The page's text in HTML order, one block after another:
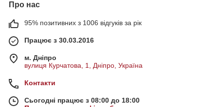
Про нас
95% позитивних з 1006 відгуків за рік
Працює з 30.03.2016
м. Дніпро
вулиця Курчатова, 1, Дніпро, Україна
Контакти
Сьогодні працює з 08:00 до 18:00